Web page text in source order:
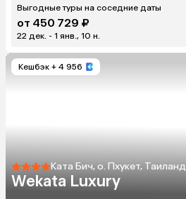
Выгодные туры на соседние даты
от 450 729 ₽
22 дек. - 1 янв., 10 н.
Кешбэк + 4 956
Ката Бич, о. Пхукет, Таиланд
Wekata Luxury